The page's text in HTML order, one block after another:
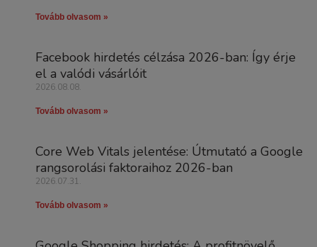
Tovább olvasom »
Facebook hirdetés célzása 2026-ban: Így érje
el a valódi vásárlóit
2026.08.08.
Tovább olvasom »
Core Web Vitals jelentése: Útmutató a Google
rangsorolási faktoraihoz 2026-ban
2026.07.31.
Tovább olvasom »